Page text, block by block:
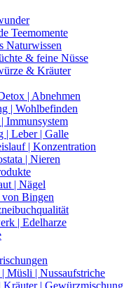
Teemomente
Naturwissen
& feine Nüsse
& Kräuter
| Abnehmen
| Wohlbefinden
Immunsystem
| Leber | Galle
| Konzentration
| Nieren
| Nägel
Bingen
| Edelharze
Müsli | Nussaufstriche
Kräuter | Gewürzmischung